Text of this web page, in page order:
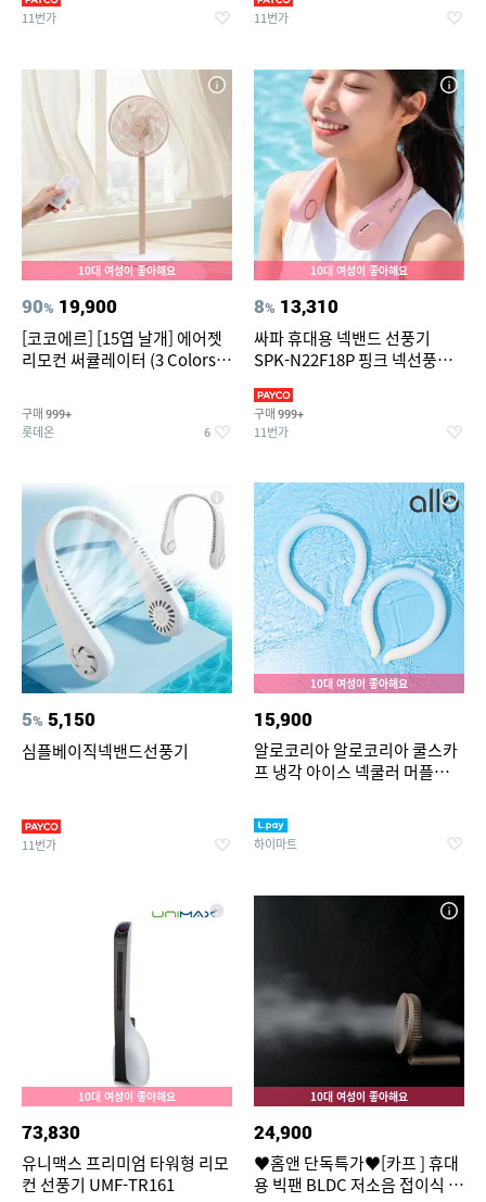
11번가 11번가
10대 여성이 좋아해요
90% 19,900
[코코에르] [15엽 날개] 에어젯
리모컨 써큘레이터 (3 Colors
구매 999+
롯데온 6
10대 여성이 좋아해요
8% 13,310
싸파 휴대용 넥밴드 선풍기
SPK-N22F18P 핑크 넥선풍
저소음/C타입/대용량배터리
구매 999+
11번가
5% 5,150
심플베이직넥밴드선풍기
11번가
10대 여성이 좋아해요
15,900
알로코리아 알로코리아 쿨스카
프 냉각 아이스 넥쿨러 머플러
하이마트
10대 여성이 좋아해요
73,830
유니맥스 프리미엄 타워형 리모
컨 선풍기 UMF-TR161
10대 여성이 좋아해요
24,900
♥홈앤 단독특가♥[카프 ] 휴대
용 빅팬 BLDC 저소음 접이식 손